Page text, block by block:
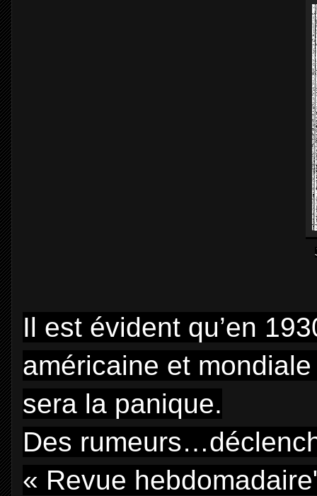
Il est évident qu’en
américaine et
sera la panique.
Des
« Revue